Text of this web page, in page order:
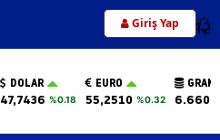
Giriş Yap 12
DOLAR
47,7436 %0.18
EURO
55,2510 %0.32